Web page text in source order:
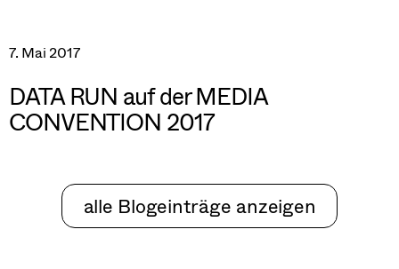
7. Mai 2017
DATA RUN auf der MEDIA
CONVENTION 2017
alle Blogeinträge anzeigen